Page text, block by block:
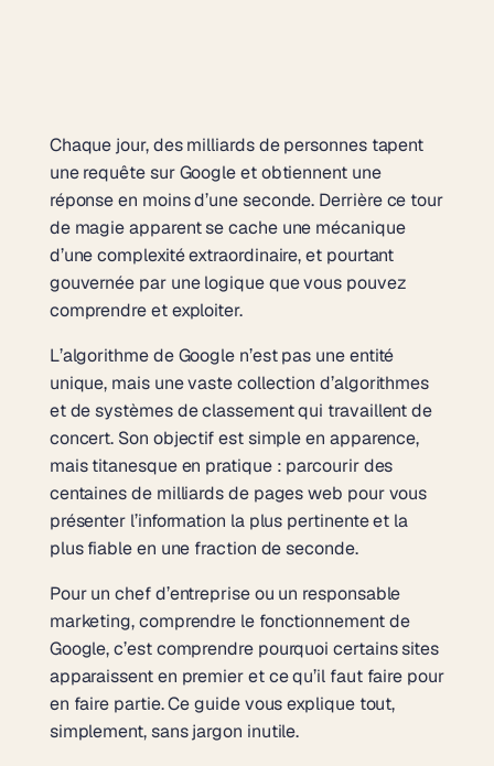
Chaque jour, des milliards de personnes tapent
une requête sur Google et obtiennent une
réponse en moins d’une seconde. Derrière ce tour
de magie apparent se cache une mécanique
d’une complexité extraordinaire, et pourtant
gouvernée par une logique que vous pouvez
comprendre et exploiter.
L’algorithme de Google n’est pas une entité
unique, mais une vaste collection d’algorithmes
et de systèmes de classement qui travaillent de
concert. Son objectif est simple en apparence,
mais titanesque en pratique : parcourir des
centaines de milliards de pages web pour vous
présenter l’information la plus pertinente et la
plus fiable en une fraction de seconde.
Pour un chef d’entreprise ou un responsable
marketing, comprendre le fonctionnement de
Google, c’est comprendre pourquoi certains sites
apparaissent en premier et ce qu’il faut faire pour
en faire partie. Ce guide vous explique tout,
simplement, sans jargon inutile.